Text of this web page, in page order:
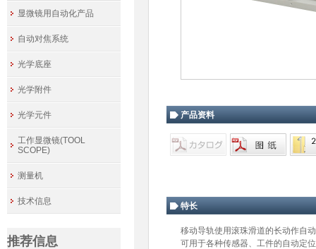
产品资料
特长
移动导轨使用滚珠滑道的长动作自
可用于各种传感器、工件的自动定
显微镜用自动化产品
自动对焦系统
光学底座
光学附件
光学元件
工作显微镜(TOOL
SCOPE)
测量机
技术信息
推荐信息